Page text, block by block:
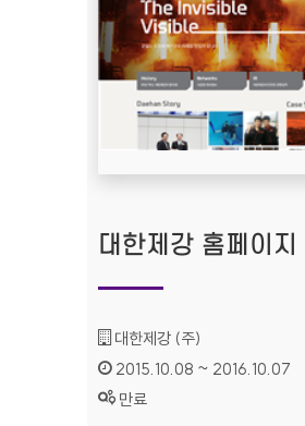
대한제강 홈페이지
기관명 :
대한제강 (주)
인증기간 :
2015.10.08 ~ 2016.10.07
상태 :
만료